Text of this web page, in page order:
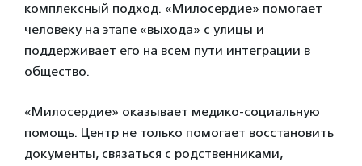
комплексный подход. «Милосердие» помогает
человеку на этапе «выхода» с улицы и
поддерживает его на всем пути интеграции в
общество.
«Милосердие» оказывает медико-социальную
помощь. Центр не только помогает восстановить
документы, связаться с родственниками,